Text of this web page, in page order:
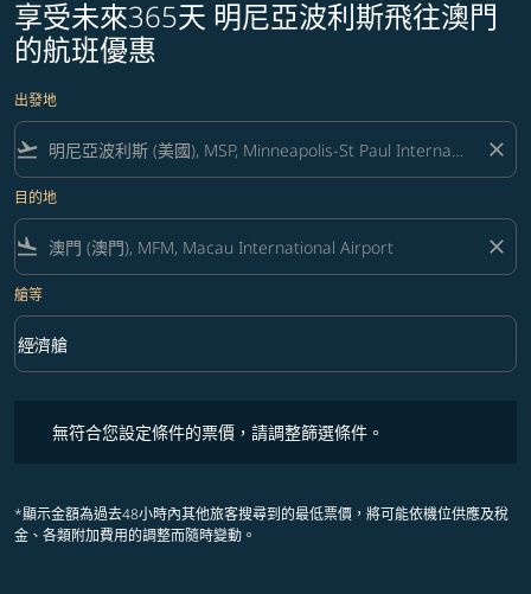
享受未來365天 明尼亞波利斯飛往澳門
的航班優惠
出發地
flight_takeoff close
目的地
flight_land close
艙等
艙等 option 經濟艙 Selected
經濟艙
keyboard_arrow_down
無符合您設定條件的票價，請調整篩選條件。
*顯示金額為過去48小時內其他旅客搜尋到的最低票價，將可能依機位供應及稅
金、各類附加費用的調整而隨時變動。